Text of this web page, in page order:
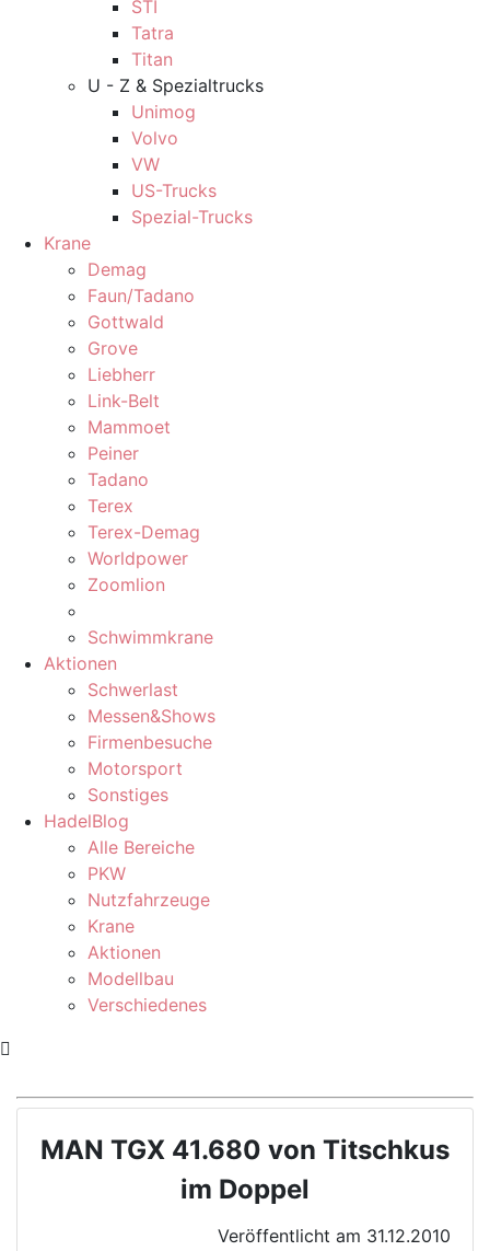
STI
Tatra
Titan
U - Z & Spezialtrucks
Unimog
Volvo
VW
US-Trucks
Spezial-Trucks
Krane
Demag
Faun/Tadano
Gottwald
Grove
Liebherr
Link-Belt
Mammoet
Peiner
Tadano
Terex
Terex-Demag
Worldpower
Zoomlion
Schwimmkrane
Aktionen
Schwerlast
Messen&Shows
Firmenbesuche
Motorsport
Sonstiges
HadelBlog
Alle Bereiche
PKW
Nutzfahrzeuge
Krane
Aktionen
Modellbau
Verschiedenes
MAN TGX 41.680 von Titschkus
im Doppel
Veröffentlicht am 31.12.2010